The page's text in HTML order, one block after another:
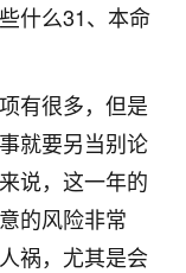
什么31、本命
有很多，但是
就要另当别论
说，这一年的
的风险非常
祸，尤其是会